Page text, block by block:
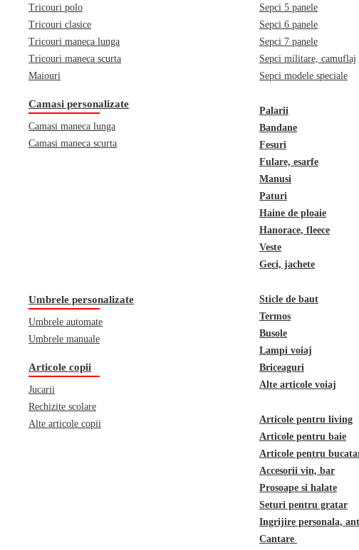
Tricouri polo
Tricouri clasice
Tricouri maneca lunga
Tricouri maneca scurta
Maiouri
Camasi personalizate
Camasi maneca lunga
Camasi maneca scurta
Sepci 5 panele
Sepci 6 panele
Sepci 7 panele
Sepci militare, camuflaj
Sepci modele speciale
Palarii
Bandane
Fesuri
Fulare, esarfe
Manusi
Paturi
Haine de ploaie
Hanorace, fleece
Veste
Geci, jachete
Umbrele personalizate
Umbrele automate
Umbrele manuale
Articole copii
Jucarii
Rechizite scolare
Alte articole copii
Sticle de baut
Termos
Busole
Lampi voiaj
Briceaguri
Alte articole voiaj
Articole pentru living
Articole pentru baie
Articole pentru
Accesorii vin, bar
Prosoape si halate
Seturi pentru gratar
Ingrijire personala,
Cantare